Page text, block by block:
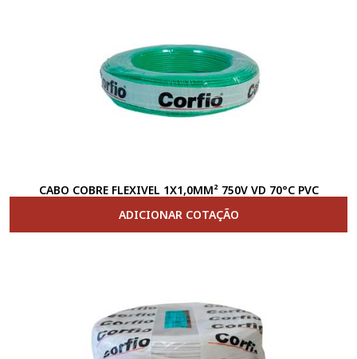
CABO COBRE FLEXIVEL 1X1,0MM² 750V VD 70°C PVC
ADICIONAR COTAÇÃO